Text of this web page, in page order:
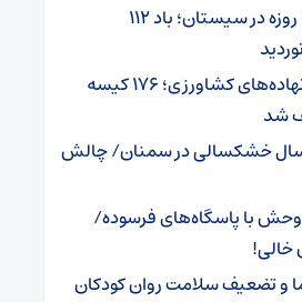
تداوم طوفان 120 روزه در سیستان؛ باد 112
ضربه ‌به مافیای نهاده‌های کشاورزی؛ 176 کیسه
شد
خشکسالی در سمنان/ چالش‌
با پاسگاه‌های فرسوده/
خالی!
و تضعیف سلامت روان کودکان